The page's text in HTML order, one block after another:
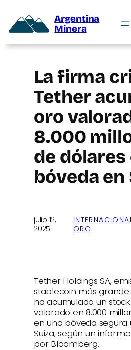
Argentina
Minera
La firma
Tether
oro
8.000
de dólares
bóveda en
julio 12,
2025
·ORO
Tether Holdings SA,
stablecoin más
ha acumulado un
valorado en 8.000
en una bóveda segura
Suiza, según un
por Bloomberg.